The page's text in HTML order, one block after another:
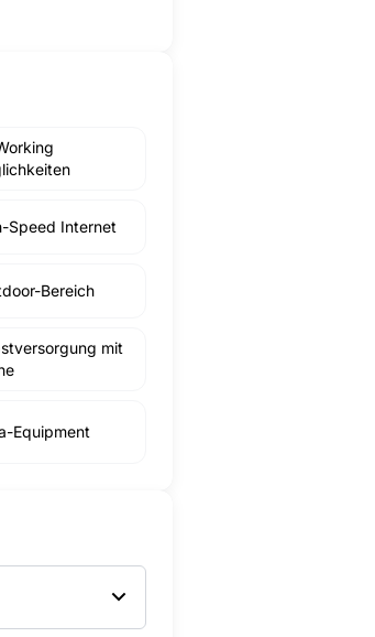
Speed Internet
Bereich
mit
Equipment